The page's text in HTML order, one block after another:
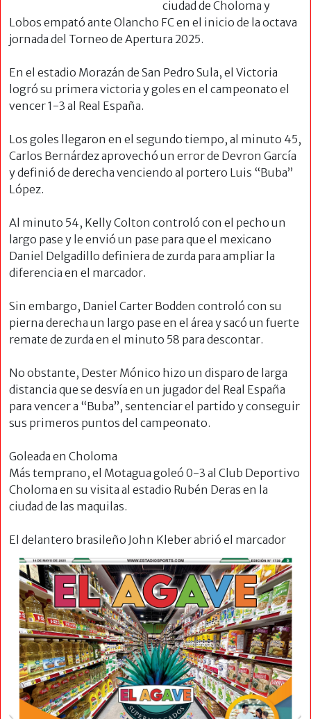
ciudad de Choloma y
Lobos empató ante Olancho FC en el inicio de la octava
jornada del Torneo de Apertura 2025.
En el estadio Morazán de San Pedro Sula, el Victoria
logró su primera victoria y goles en el campeonato el
vencer 1-3 al Real España.
Los goles llegaron en el segundo tiempo, al minuto 45,
Carlos Bernárdez aprovechó un error de Devron García
y definió de derecha venciendo al portero Luis “Buba”
López.
Al minuto 54, Kelly Colton controló con el pecho un
largo pase y le envió un pase para que el mexicano
Daniel Delgadillo definiera de zurda para ampliar la
diferencia en el marcador.
Sin embargo, Daniel Carter Bodden controló con su
pierna derecha un largo pase en el área y sacó un fuerte
remate de zurda en el minuto 58 para descontar.
No obstante, Dester Mónico hizo un disparo de larga
distancia que se desvía en un jugador del Real España
para vencer a “Buba”, sentenciar el partido y conseguir
sus primeros puntos del campeonato.
Goleada en Choloma
Más temprano, el Motagua goleó 0-3 al Club Deportivo
Choloma en su visita al estadio Rubén Deras en la
ciudad de las maquilas.
El delantero brasileño John Kleber abrió el marcador